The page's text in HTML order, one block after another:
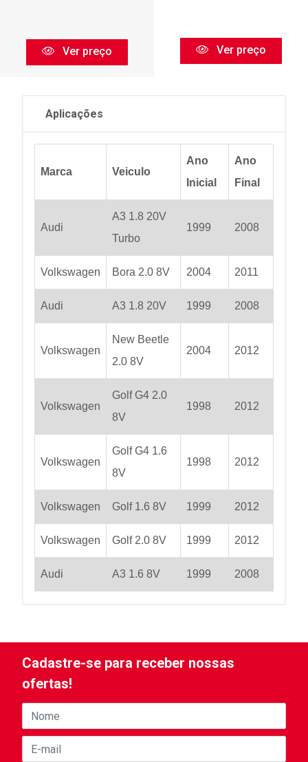
Ver preço Ver preço
Aplicações
Marca Veiculo
Ano
Inicial
Ano
Final
Audi
A3 1.8 20V
Turbo
1999 2008
Volkswagen Bora 2.0 8V 2004 2011
Audi A3 1.8 20V 1999 2008
Volkswagen
New Beetle
2.0 8V
2004 2012
Volkswagen
Golf G4 2.0
8V
1998 2012
Volkswagen
Golf G4 1.6
8V
1998 2012
Volkswagen Golf 1.6 8V 1999 2012
Volkswagen Golf 2.0 8V 1999 2012
Audi A3 1.6 8V 1999 2008
Cadastre-se para receber nossas
ofertas!